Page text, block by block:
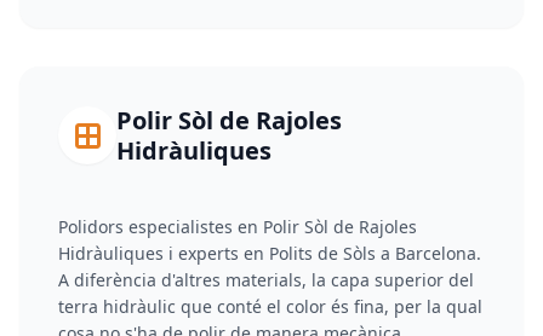
Polir Sòl de Rajoles
Hidràuliques
Polidors especialistes en Polir Sòl de Rajoles
Hidràuliques i experts en Polits de Sòls a Barcelona.
A diferència d'altres materials, la capa superior del
terra hidràulic que conté el color és fina, per la qual